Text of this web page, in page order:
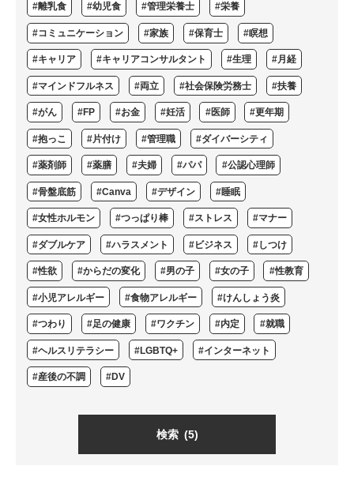
#離乳食 #幼児食 #管理栄養士 #栄養
#コミュニケーション #家族 #保育士 #瞑想
#キャリア #キャリアコンサルタント #生理 #月経
#マインドフルネス #両立 #社会保険労務士 #扶養
#がん #FP #お金 #妊活 #医師 #更年期
#抱っこ #片付け #管理職 #ダイバーシティ
#薬剤師 #薬膳 #夫婦 #パパ #公認心理師
#骨盤底筋 #Canva #デザイン #睡眠
#女性ホルモン #つっぱり棒 #ストレス #マナー
#ダブルケア #ハラスメント #ビジネス #しつけ
#性欲 #からだの変化 #男の子 #女の子 #性教育
#小児アレルギー #食物アレルギー #けんしょう炎
#つわり #足の健康 #ワクチン #内定 #就職
#ヘルスリテラシー #LGBTQ+ #インターネット
#産後の不調 #DV
検索 (5)